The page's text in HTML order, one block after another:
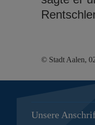
© Stadt Aalen,
Unsere